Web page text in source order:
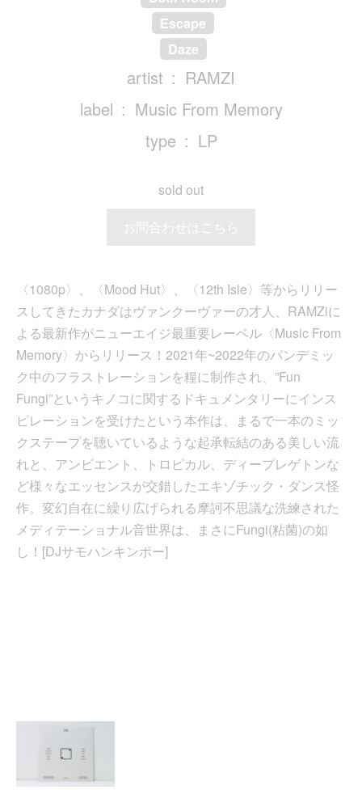
Escape
Daze
artist
RAMZI
label
Music From Memory
type
LP
sold out
お問合わせはこちら
〈1080p〉、〈Mood Hut〉、〈12th Isle〉等からリリー
スしてきたカナダはヴァンクーヴァーの才人、RAMZiに
よる最新作がニューエイジ最重要レーベル〈Music From
Memory〉からリリース！2021年~2022年のパンデミッ
ク中のフラストレーションを糧に制作され、”Fun
Fungi”というキノコに関するドキュメンタリーにインス
ピレーションを受けたという本作は、まるで一本のミッ
クステープを聴いているような起承転結のある美しい流
れと、アンビエント、トロピカル、ディープレゲトンな
ど様々なエッセンスが交錯したエキゾチック・ダンス怪
作。変幻自在に繰り広げられる摩訶不思議な洗練された
メディテーショナル音世界は、まさにFungi(粘菌)の如
し！[DJサモハンキンポー]